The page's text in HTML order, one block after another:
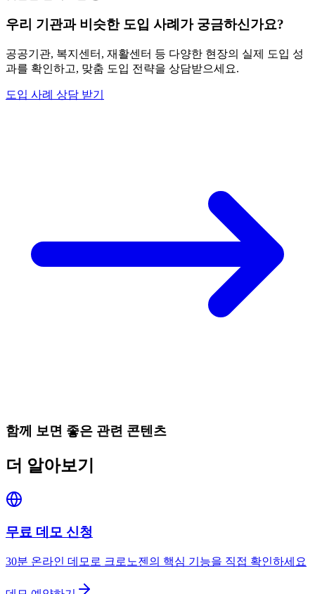
우리 기관과 비슷한 도입 사례가 궁금하신가요?
공공기관, 복지센터, 재활센터 등 다양한 현장의 실제 도입 성
과를 확인하고, 맞춤 도입 전략을 상담받으세요.
도입 사례 상담 받기
함께 보면 좋은 관련 콘텐츠
더 알아보기
무료 데모 신청
30분 온라인 데모로 크로노젠의 핵심 기능을 직접 확인하세요